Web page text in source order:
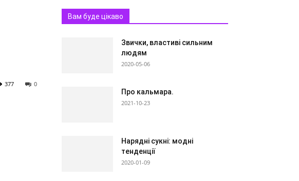
0
377
Вам буде цікаво
Звички, властиві сильним
людям
2020-05-06
Про кальмара.
2021-10-23
Нарядні сукні: модні
тенденції
2020-01-09